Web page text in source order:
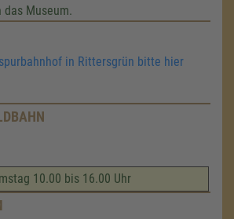
das Museum.
in Rittersgrün bitte hier
10.00 bis 16.00 Uhr